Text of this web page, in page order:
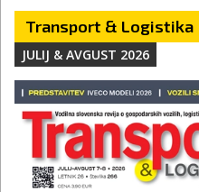
Transport & Logistika
JULIJ & AVGUST 2026